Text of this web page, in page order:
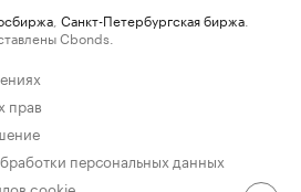
Санкт-Петербургская биржа
Cbonds.
прав
персональных данных
cookie